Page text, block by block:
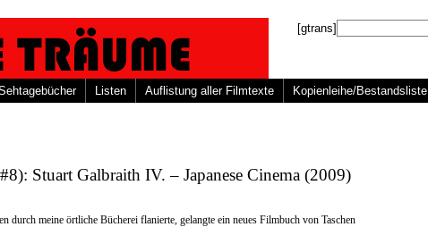
[gtrans]
Listen Auflistung aller Filmtexte Kopienleihe/Bestandsliste
Stuart Galbraith IV. – Japanese Cinema (2009)
durch meine örtliche Bücherei flanierte, gelangte ein neues Filmbuch von Taschen